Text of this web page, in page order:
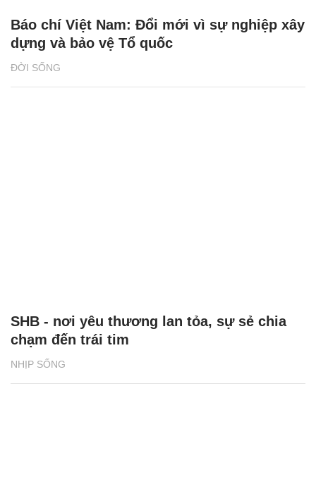
ĐỜI SỐNG
Báo chí Việt Nam: Đổi mới vì sự nghiệp xây
dựng và bảo vệ Tổ quốc
NHỊP SỐNG
SHB - nơi yêu thương lan tỏa, sự sẻ chia
chạm đến trái tim